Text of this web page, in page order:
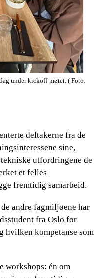
under kickoff-møtet. ( Foto:
deltakerne fra de
sine,
utfordringene de
et felles
fremtidig samarbeid.
andre fagmiljøene har
fra Oslo for
hvilken kompetanse som
workshops: én om